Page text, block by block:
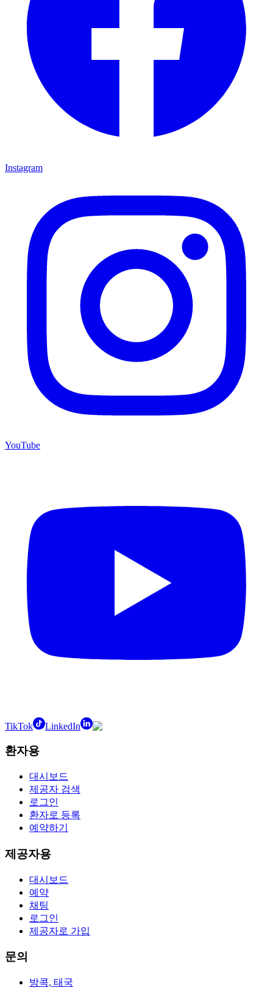
Instagram
YouTube
TikTok LinkedIn
환자용
대시보드
제공자 검색
로그인
환자로 등록
예약하기
제공자용
대시보드
예약
채팅
로그인
제공자로 가입
문의
방콕, 태국